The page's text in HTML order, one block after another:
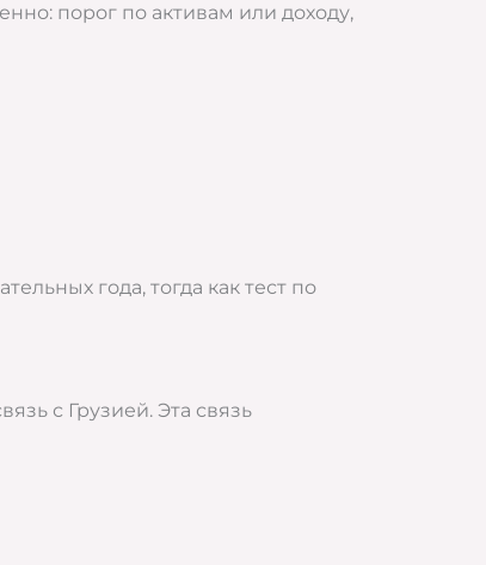
порог по активам или доходу,
года, тогда как тест по
с Грузией. Эта связь